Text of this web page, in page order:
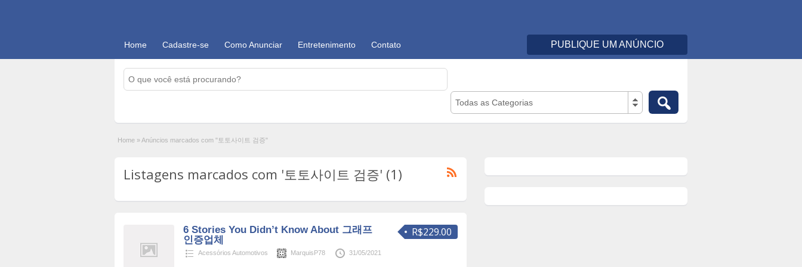
Home Cadastre-se Como Anunciar Entretenimento Contato PUBLIQUE UM ANÚNCIO
Todas as Categorias
Home »Anúncios marcados com "토토사이트 검증"
Listagens marcados com '토토사이트 검증' (1)
R$229.00
6 Stories You Didn’t Know About 그래프
인증업체
Acessórios Automotivos MarquisP78 31/05/2021